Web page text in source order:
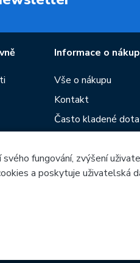
Informace o
Vše o nákupu
Kontakt
Často kladené
Prodejny České
Rádce
fungování, zvýšení
a poskytuje uživatelská